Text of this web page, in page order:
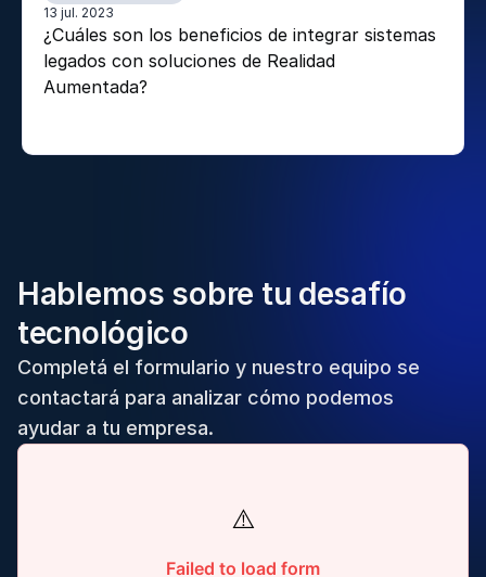
13 jul. 2023
¿Cuáles son los beneficios de integrar sistemas
legados con soluciones de Realidad
Aumentada?
Hablemos sobre tu desafío
tecnológico
Completá el formulario y nuestro equipo se
contactará para analizar cómo podemos
ayudar a tu empresa.